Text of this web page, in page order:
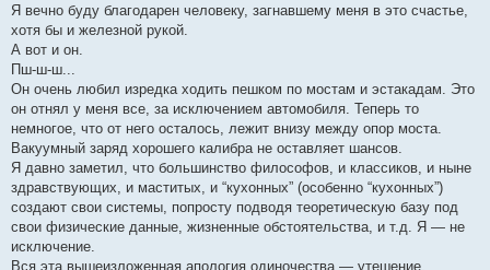
Я вечно буду благодарен человеку, загнавшему меня в это счастье,
хотя бы и железной рукой.
А вот и он.
Пш-ш-ш...
Он очень любил изредка ходить пешком по мостам и эстакадам. Это
он отнял у меня все, за исключением автомобиля. Теперь то
немногое, что от него осталось, лежит внизу между опор моста.
Вакуумный заряд хорошего калибра не оставляет шансов.
Я давно заметил, что большинство философов, и классиков, и ныне
здравствующих, и маститых, и “кухонных” (особенно “кухонных”)
создают свои системы, попросту подводя теоретическую базу под
свои физические данные, жизненные обстоятельства, и т.д. Я — не
исключение.
Вся эта вышеизложенная апология одиночества — утешение,